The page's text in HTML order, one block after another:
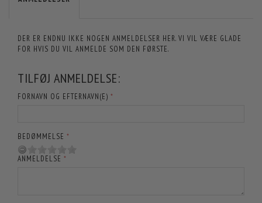
DER ER ENDNU IKKE NOGEN ANMELDELSER HER. VI VIL VÆRE GLADE
FOR HVIS DU VIL ANMELDE SOM DEN FØRSTE.
TILFØJ ANMELDELSE:
FORNAVN OG EFTERNAVN(E)
BEDØMMELSE
ANMELDELSE